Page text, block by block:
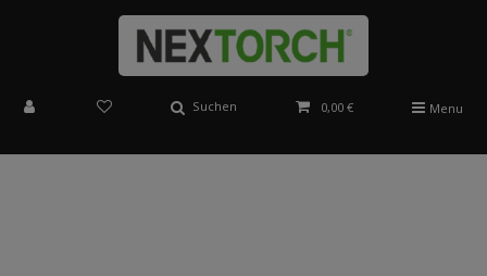
Suchen 0,00 € Menu